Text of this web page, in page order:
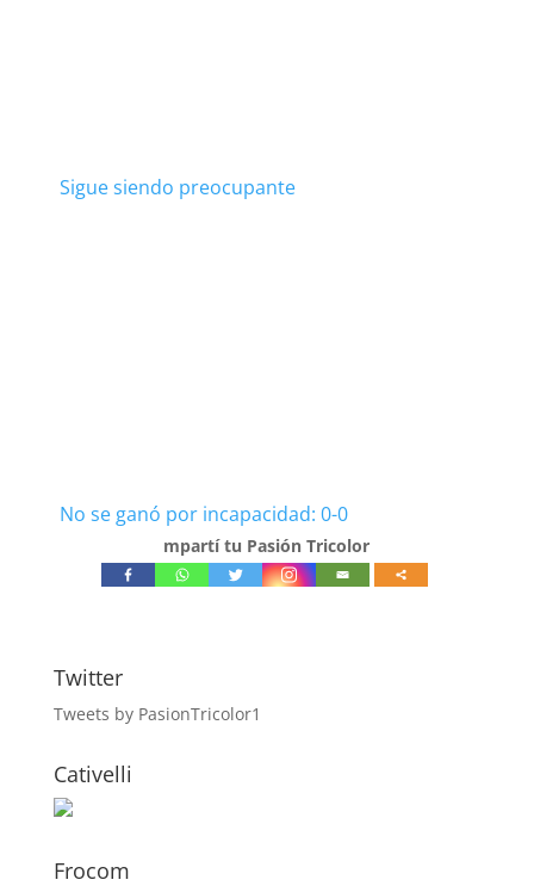
Sigue siendo preocupante
No se ganó por incapacidad: 0-0
mpartí tu Pasión Tricolor
Twitter
Tweets by PasionTricolor1
Cativelli
Frocom